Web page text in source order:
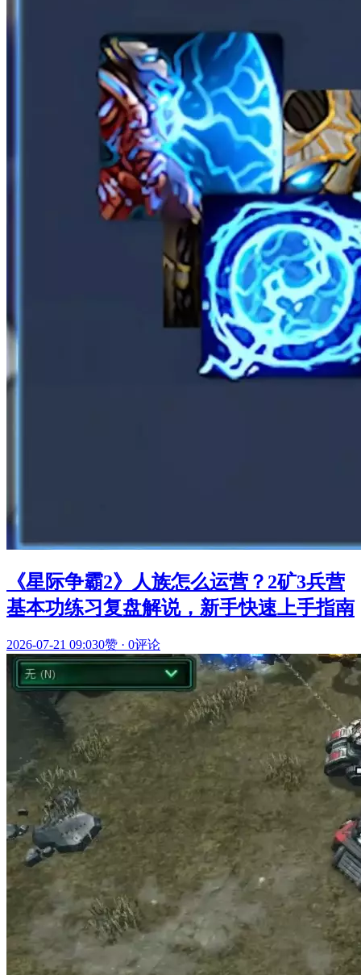
《星际争霸2》人族怎么运营？2矿3兵营
基本功练习复盘解说，新手快速上手指南
2026-07-21 09:030赞 · 0评论